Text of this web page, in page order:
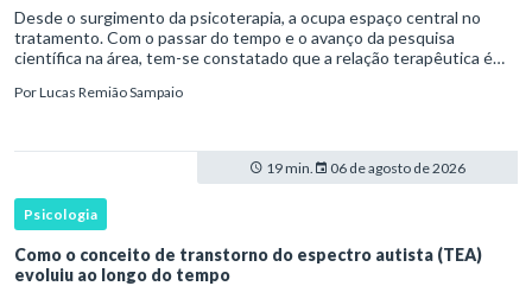
Desde o surgimento da psicoterapia, a ocupa espaço central no
tratamento. Com o passar do tempo e o avanço da pesquisa
científica na área, tem-se constatado que a relação terapêutica é
PorLucas Remião Sampaio
19 min. 06 de agosto de 2026
Psicologia
Como o conceito de transtorno do espectro autista (TEA)
evoluiu ao longo do tempo